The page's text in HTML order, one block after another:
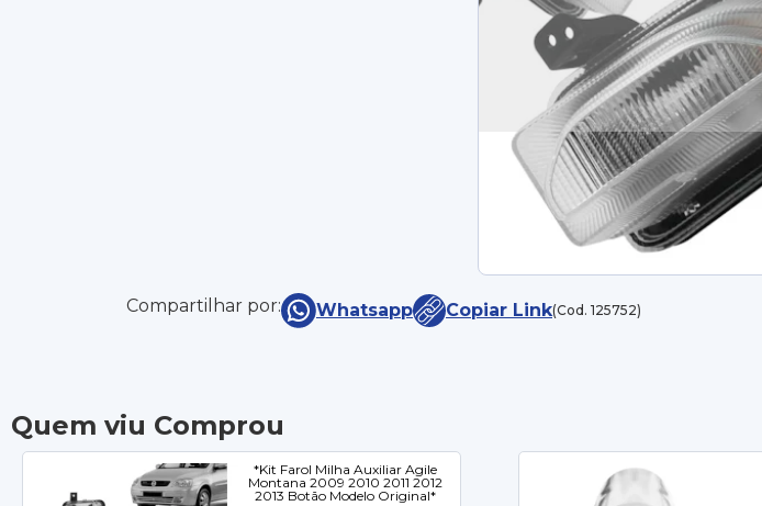
Compartilhar por: Whatsapp Copiar Link(Cod. 125752)
Quem viu Comprou
*Kit Farol Milha Auxiliar Agile
Montana 2009 2010 2011 2012
2013 Botão Modelo Original*